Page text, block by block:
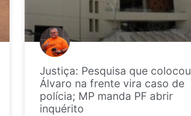
Justiça: Pesquisa que colocou
Álvaro na frente vira caso de
polícia; MP manda PF abrir
inquérito